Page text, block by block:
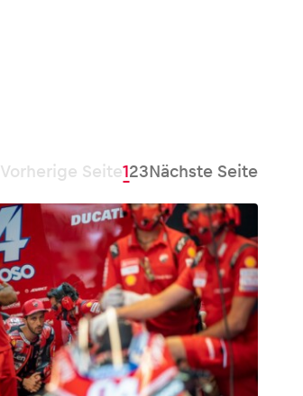
Vorherige Seite123Nächste Seite